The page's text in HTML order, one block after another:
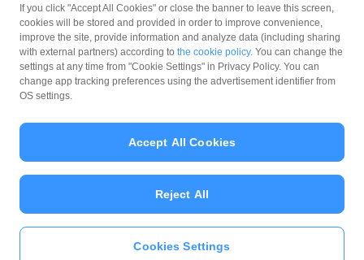
プライバシーポリシー
ユーザープライバシーについて
ユーザーセキュリティについて
ウェブサイト利用規約
反社会的勢力に対する方針
カスタマーハラスメントに関する当社の考え方
If you click "Accept All Cookies" or close the banner to leave this screen,
cookies will be stored and provided in order to improve convenience,
improve the site, provide information and analyze data (including sharing
with external partners) according to the cookie policy. You can change the
settings at any time from "Cookie Settings" in Privacy Policy. You can
change app tracking preferences using the advertisement identifier from
OS settings.
Cookies Settings
Reject All
Accept All Cookies